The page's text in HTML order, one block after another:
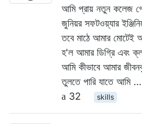
আমি প্রায় নতুন কলেজ
জুনিয়র সফটওয়্যার
তবে মাঠে আমার মোটেই
হ'ল আমার ডিগ্রি এবং
আমি কীভাবে আমার
তুলতে পারি যাতে আমি …
32
skills